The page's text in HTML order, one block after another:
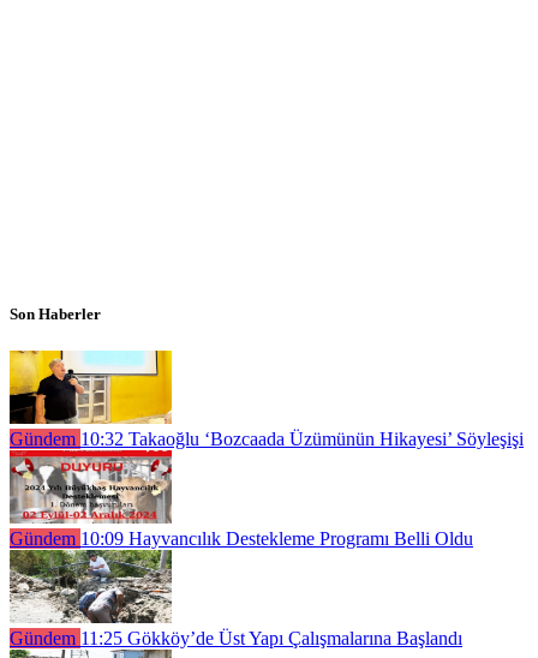
Son Haberler
Gündem 10:32 Takaoğlu ‘Bozcaada Üzümünün Hikayesi’ Söyleşişi
Gündem 10:09 Hayvancılık Destekleme Programı Belli Oldu
Gündem 11:25 Gökköy’de Üst Yapı Çalışmalarına Başlandı